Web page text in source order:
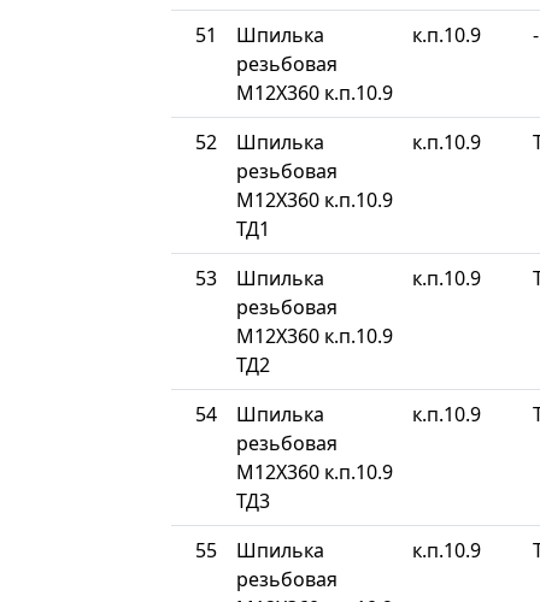
51
Шпилька
резьбовая
М12Х360 к.п.10.9
к.п.10.9 -
52
Шпилька
резьбовая
М12Х360 к.п.10.9
ТД1
к.п.10.9
53
Шпилька
резьбовая
М12Х360 к.п.10.9
ТД2
к.п.10.9
54
Шпилька
резьбовая
М12Х360 к.п.10.9
ТД3
к.п.10.9
55
Шпилька
резьбовая
к.п.10.9